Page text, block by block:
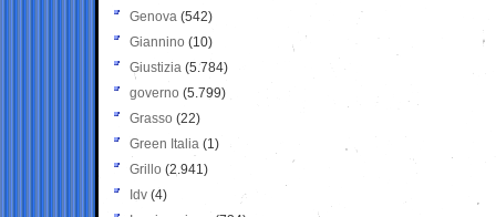
Genova (542)
Giannino (10)
Giustizia (5.784)
governo (5.799)
Grasso (22)
Green Italia (1)
Grillo (2.941)
Idv (4)